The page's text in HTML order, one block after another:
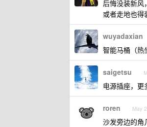
后悔没装新风
或者走地也得
wuyadaxian
智能马桶（热
saigetsu
电源插座，更
roren May
沙发旁边的角